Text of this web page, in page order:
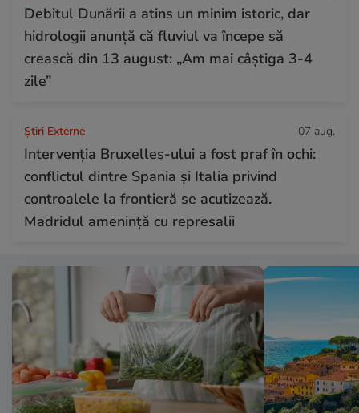
Debitul Dunării a atins un minim istoric, dar
hidrologii anunță că fluviul va începe să
crească din 13 august: „Am mai câștiga 3-4
zile”
Știri Externe 07 aug.
Intervenția Bruxelles-ului a fost praf în ochi:
conflictul dintre Spania și Italia privind
controalele la frontieră se acutizează.
Madridul amenință cu represalii